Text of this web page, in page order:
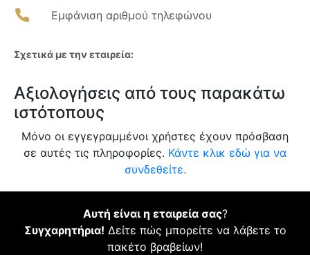
Εμφάνιση αριθμού τηλεφώνου
Σχετικά με την εταιρεία:
Αξιολογήσεις από τους παρακάτω
ιστότοπους
Μόνο οι εγγεγραμμένοι χρήστες έχουν πρόσβαση
σε αυτές τις πληροφορίες. Κάντε κλικ εδώ για να
συνδεθείτε.
Αυτή είναι η εταιρεία σας?
Συγχαρητήρια! Δείτε πώς μπορείτε να λάβετε το
πακέτο βραβείων!